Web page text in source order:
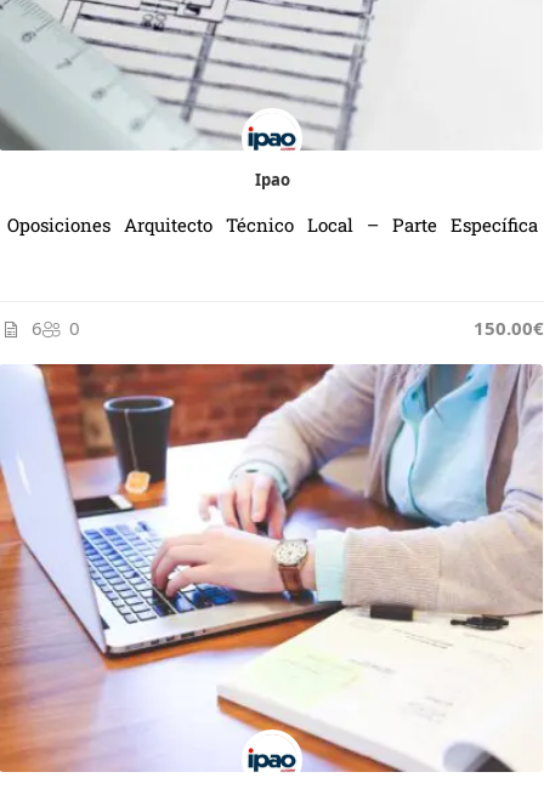
Ipao
Oposiciones Arquitecto Técnico Local – Parte Específica
6 0 150.00€